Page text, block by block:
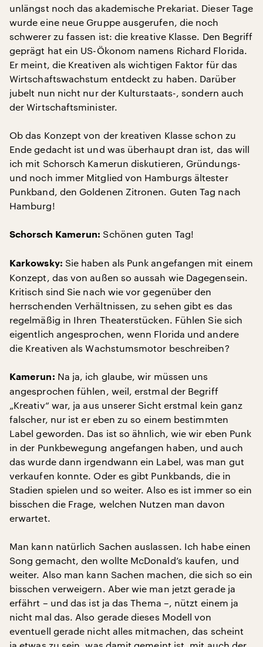
unlängst noch das akademische Prekariat. Dieser Tage
wurde eine neue Gruppe ausgerufen, die noch
schwerer zu fassen ist: die kreative Klasse. Den Begriff
geprägt hat ein US-Ökonom namens Richard Florida.
Er meint, die Kreativen als wichtigen Faktor für das
Wirtschaftswachstum entdeckt zu haben. Darüber
jubelt nun nicht nur der Kulturstaats-, sondern auch
der Wirtschaftsminister.
Ob das Konzept von der kreativen Klasse schon zu
Ende gedacht ist und was überhaupt dran ist, das will
ich mit Schorsch Kamerun diskutieren, Gründungs-
und noch immer Mitglied von Hamburgs ältester
Punkband, den Goldenen Zitronen. Guten Tag nach
Hamburg!
Schorsch Kamerun: Schönen guten Tag!
Karkowsky: Sie haben als Punk angefangen mit einem
Konzept, das von außen so aussah wie Dagegensein.
Kritisch sind Sie nach wie vor gegenüber den
herrschenden Verhältnissen, zu sehen gibt es das
regelmäßig in Ihren Theaterstücken. Fühlen Sie sich
eigentlich angesprochen, wenn Florida und andere
die Kreativen als Wachstumsmotor beschreiben?
Kamerun: Na ja, ich glaube, wir müssen uns
angesprochen fühlen, weil, erstmal der Begriff
„Kreativ“ war, ja aus unserer Sicht erstmal kein ganz
falscher, nur ist er eben zu so einem bestimmten
Label geworden. Das ist so ähnlich, wie wir eben Punk
in der Punkbewegung angefangen haben, und auch
das wurde dann irgendwann ein Label, was man gut
verkaufen konnte. Oder es gibt Punkbands, die in
Stadien spielen und so weiter. Also es ist immer so ein
bisschen die Frage, welchen Nutzen man davon
erwartet.
Man kann natürlich Sachen auslassen. Ich habe einen
Song gemacht, den wollte McDonald’s kaufen, und
weiter. Also man kann Sachen machen, die sich so ein
bisschen verweigern. Aber wie man jetzt gerade ja
erfährt – und das ist ja das Thema –, nützt einem ja
nicht mal das. Also gerade dieses Modell von
eventuell gerade nicht alles mitmachen, das scheint